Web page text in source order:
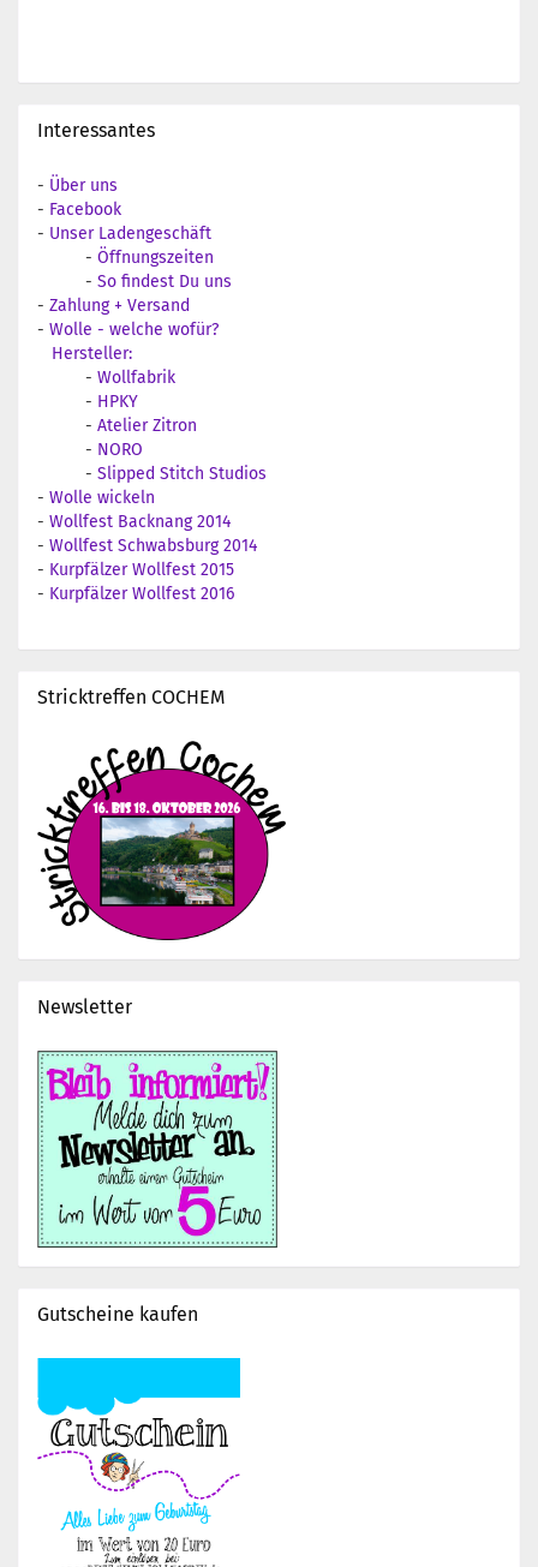
Interessantes
- Über uns
- Facebook
- Unser Ladengeschäft
- Öffnungszeiten
- So findest Du uns
- Zahlung + Versand
- Wolle - welche wofür?
Hersteller:
- Wollfabrik
- HPKY
- Atelier Zitron
- NORO
- Slipped Stitch Studios
- Wolle wickeln
- Wollfest Backnang 2014
- Wollfest Schwabsburg 2014
- Kurpfälzer Wollfest 2015
- Kurpfälzer Wollfest 2016
Stricktreffen COCHEM
Newsletter
Gutscheine kaufen